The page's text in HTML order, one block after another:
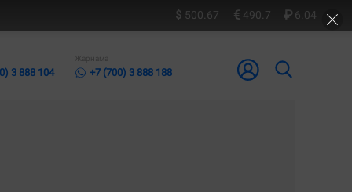
500.67 490.7 6.04
3 888 104
Жарнама
+7 (700) 3 888 188